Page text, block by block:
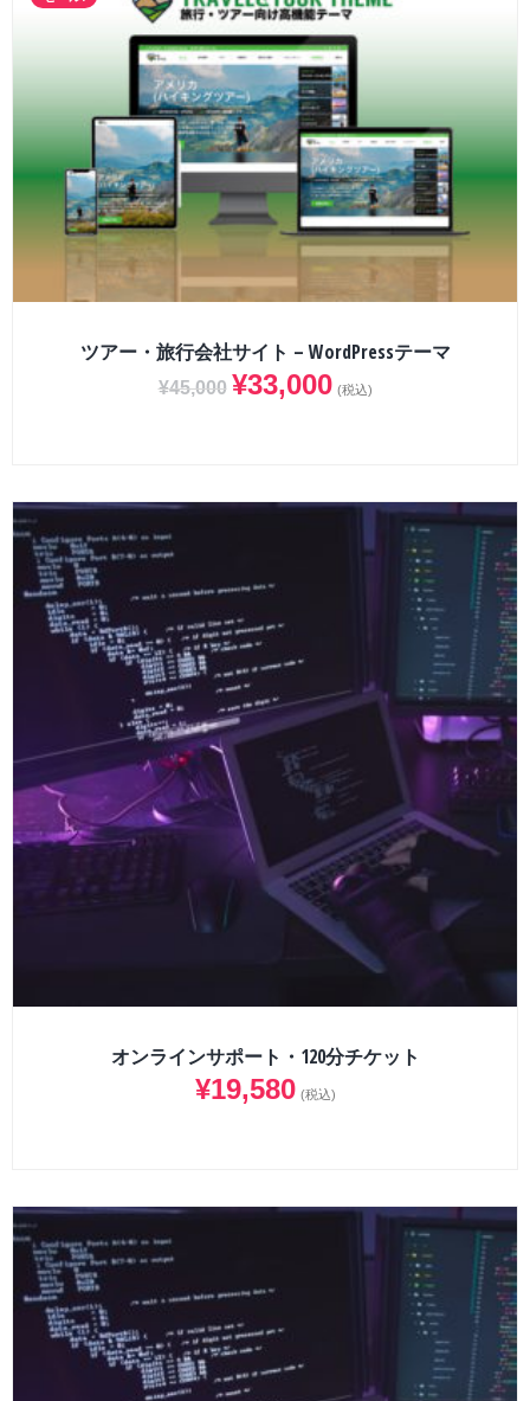
ツアー・旅行会社サイト – WordPressテーマ
¥45,000 ¥33,000 (税込)
オンラインサポート・120分チケット
¥19,580 (税込)